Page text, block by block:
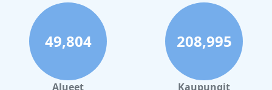
49,804
Alueet
208,995
Kaupungit